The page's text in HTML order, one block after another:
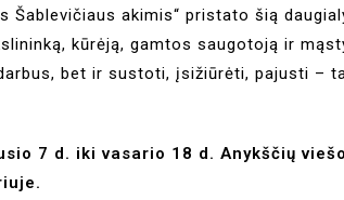
Šablevičiaus akimis“ pristato šią
kūrėją, gamtos saugotoją ir
bet ir sustoti, įsižiūrėti, pajusti –
7 d. iki vasario 18 d. Anykščių